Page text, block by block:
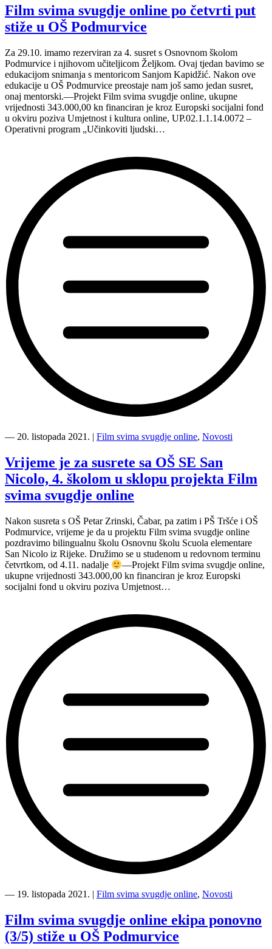
edukacije
iz
snimanja
PŠ
Tršće”
Film svima svugdje online po četvrti put
stiže u OŠ Podmurvice
Za 29.10. imamo rezerviran za 4. susret s Osnovnom školom
Podmurvice i njihovom učiteljicom Željkom. Ovaj tjedan bavimo se
edukacijom snimanja s mentoricom Sanjom Kapidžić. Nakon ove
edukacije u OŠ Podmurvice preostaje nam još samo jedan susret,
onaj mentorski.—Projekt Film svima svugdje online, ukupne
vrijednosti 343.000,00 kn financiran je kroz Europski socijalni fond
u okviru poziva Umjetnost i kultura online, UP.02.1.1.14.0072 –
Operativni program „Učinkoviti ljudski…
svima
online
po
četvrti
stiže
OŠ
Podmurvice”
― 20. listopada 2021. | Film svima svugdje online, Novosti
Vrijeme je za susrete sa OŠ SE San
Nicolo, 4. školom u sklopu projekta Film
svima svugdje online
Nakon susreta s OŠ Petar Zrinski, Čabar, pa zatim i PŠ Tršće i OŠ
Podmurvice, vrijeme je da u projektu Film svima svugdje online
pozdravimo bilingualnu školu Osnovnu školu Scuola elementare
San Nicolo iz Rijeke. Družimo se u studenom u redovnom terminu
četvrtkom, od 4.11. nadalje
—Projekt Film svima svugdje online,
ukupne vrijednosti 343.000,00 kn financiran je kroz Europski
socijalni fond u okviru poziva Umjetnost…
je
susrete
sa
OŠ
― 19. listopada 2021. | Film svima svugdje online, Novosti
Film svima svugdje online ekipa ponovno
(3/5) stiže u OŠ Podmurvice